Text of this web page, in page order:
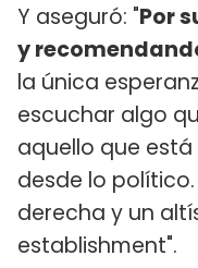
Y aseguró: "Por
y
la única
escuchar algo
aquello que
desde lo
derecha y un
establishment".